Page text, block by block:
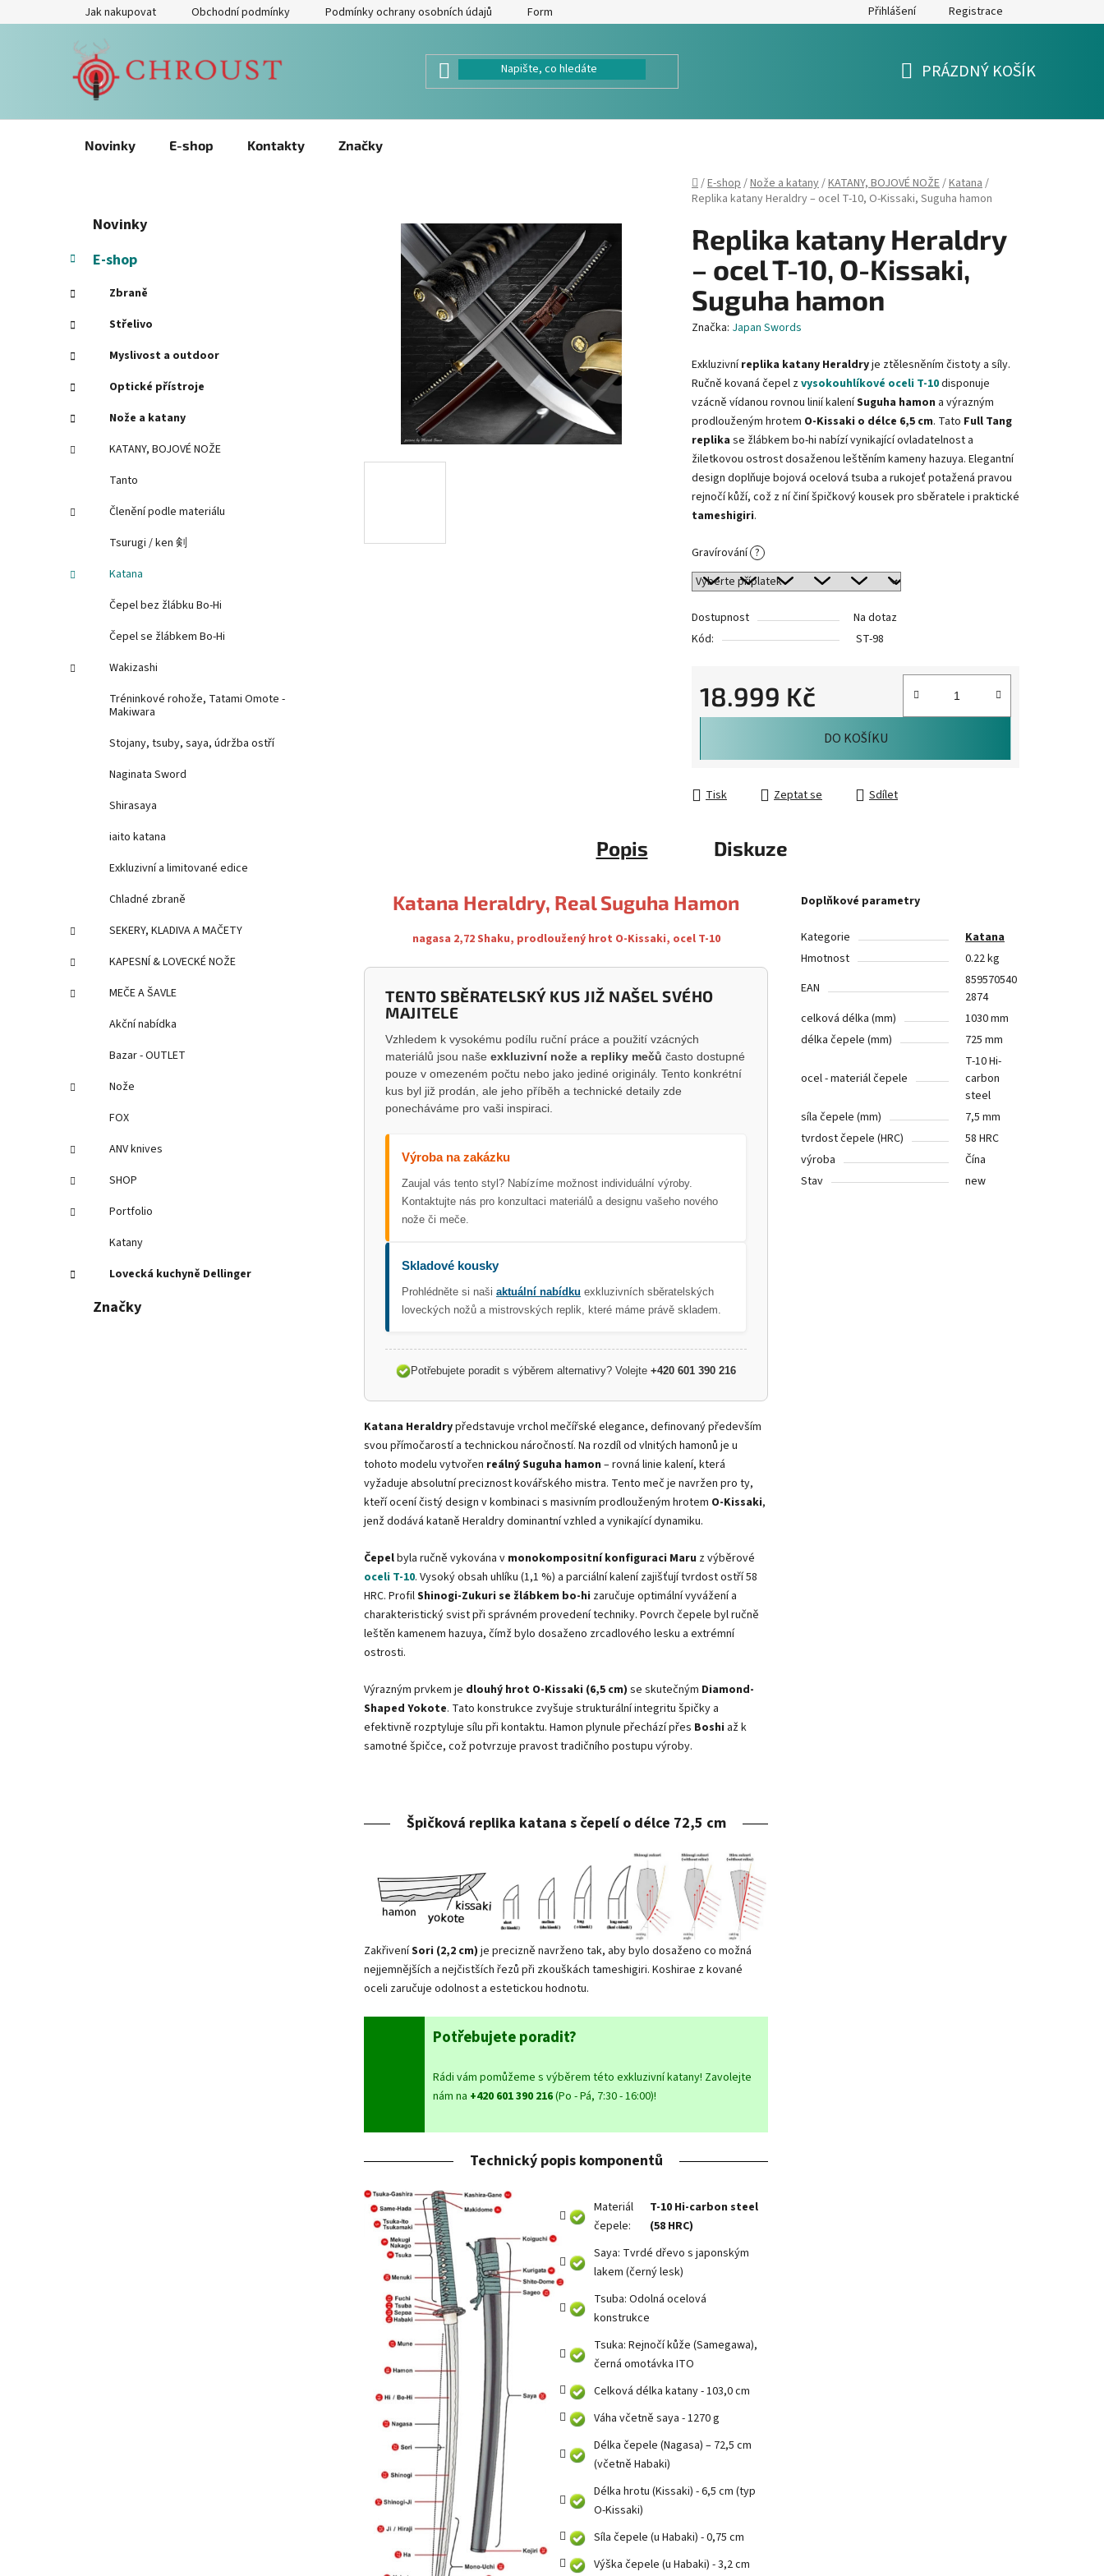
na
Jak nakupovat Obchodní podmínky Podmínky ochrany osobních údajů Formulář pro odstoupení od kupní smlouvy Formulář pro reklamaci a výměnu zboží Moje objednávka
Přihlášení Registrace
PRÁZDNÝ KOŠÍK
Novinky E-shop Kontakty Značky
Domů
/E-shop/Nože a katany/KATANY, BOJOVÉ NOŽE/Katana/
Replika katany Heraldry – ocel T-10, O-Kissaki, Suguha hamon
s
r
a
n
í
p
a
n
kategorie
t
e
g
r
e
Novinky
E-shop
Zbraně
Střelivo
Myslivost a outdoor
Optické přístroje
Nože a katany
KATANY, BOJOVÉ NOŽE
Tanto
Členění podle materiálu
Tsurugi / ken 剣
Katana
Čepel bez žlábku Bo-Hi
Čepel se žlábkem Bo-Hi
Wakizashi
Tréninkové rohože, Tatami Omote -
Makiwara
Stojany, tsuby, saya, údržba ostří
Naginata Sword
Shirasaya
iaito katana
Exkluzivní a limitované edice
Chladné zbraně
SEKERY, KLADIVA A MAČETY
KAPESNÍ & LOVECKÉ NOŽE
MEČE A ŠAVLE
Akční nabídka
Bazar - OUTLET
Nože
FOX
ANV knives
SHOP
Portfolio
Katany
Lovecká kuchyně Dellinger
Značky
Replika katany Heraldry
– ocel T-10, O-Kissaki,
Suguha hamon
Značka: Japan Swords
Exkluzivníreplika katany Heraldryje ztělesněním čistoty a síly.
Ručně kovaná čepel zvysokouhlíkové oceli T-10disponuje
vzácně vídanou rovnou linií kaleníSuguha hamon a výrazným
prodlouženým hrotem O-Kissaki o délce 6,5 cm. Tato Full Tang
replika se žlábkem bo-hi nabízí vynikající ovladatelnost a
žiletkovou ostrost dosaženou leštěním kameny hazuya. Elegantní
design doplňuje bojová ocelová tsuba a rukojeť potažená pravou
rejnočí kůží, což z ní činí špičkový kousek pro sběratele i praktické
tameshigiri.
Gravírování ?
Dostupnost
Na dotaz
Kód:
ST-98
18.999 Kč
Měrná cena:
DO KOŠÍKU
Tisk Zeptat se Sdílet
Popis Diskuze
Katana Heraldry, Real Suguha Hamon
nagasa 2,72 Shaku, prodloužený hrot O-Kissaki, ocel T-10
TENTO SBĚRATELSKÝ KUS JIŽ NAŠEL SVÉHO
MAJITELE
Vzhledem k vysokému podílu ruční práce a použití vzácných
materiálů jsou naše exkluzivní nože a repliky mečů často dostupné
pouze v omezeném počtu nebo jako jediné originály. Tento konkrétní
kus byl již prodán, ale jeho příběh a technické detaily zde
ponecháváme pro vaši inspiraci.
Výroba na zakázku
Zaujal vás tento styl? Nabízíme možnost individuální výroby.
Kontaktujte nás pro konzultaci materiálů a designu vašeho nového
nože či meče.
Skladové kousky
Prohlédněte si naši aktuální nabídku exkluzivních sběratelských
loveckých nožů a mistrovských replik, které máme právě skladem.
Potřebujete poradit s výběrem alternativy? Volejte +420 601 390 216
Katana Heraldrypředstavuje vrchol mečířské elegance, definovaný především
svou přímočarostí a technickou náročností. Na rozdíl od vlnitých hamonů je u
tohoto modelu vytvořen reálný Suguha hamon – rovná linie kalení, která
vyžaduje absolutní preciznost kovářského mistra. Tento meč je navržen pro ty,
kteří ocení čistý design v kombinaci s masivním prodlouženým hrotem O-Kissaki,
jenž dodává kataně Heraldry dominantní vzhled a vynikající dynamiku.
Čepelbyla ručně vykována v monokompositní konfiguraci Maru z výběrové
oceli T-10. Vysoký obsah uhlíku (1,1 %) a parciální kalení zajišťují tvrdost ostří 58
HRC. ProfilShinogi-Zukuri se žlábkem bo-hi zaručuje optimální vyvážení a
charakteristický svist při správném provedení techniky. Povrch čepele byl ručně
leštěn kamenem hazuya, čímž bylo dosaženo zrcadlového lesku a extrémní
ostrosti.
Výrazným prvkem je dlouhý hrot O-Kissaki (6,5 cm) se skutečným Diamond-
Shaped Yokote. Tato konstrukce zvyšuje strukturální integritu špičky a
efektivně rozptyluje sílu při kontaktu. Hamon plynule přechází přes Boshi až k
samotné špičce, což potvrzuje pravost tradičního postupu výroby.
Špičková replika katana s čepelí o délce 72,5 cm
ZakřiveníSori (2,2 cm) je precizně navrženo tak, aby bylo dosaženo co možná
nejjemnějších a nejčistších řezů při zkouškách tameshigiri. Koshirae z kované
oceli zaručuje odolnost a estetickou hodnotu.
Potřebujete poradit?
Rádi vám pomůžeme s výběrem této exkluzivní katany! Zavolejte
nám na +420 601 390 216(Po - Pá, 7:30 - 16:00)!
Technický popis komponentů
Materiál
čepele:
T-10 Hi-carbon steel
(58 HRC)
Saya: Tvrdé dřevo s japonským
lakem (černý lesk)
Tsuba: Odolná ocelová
konstrukce
Tsuka: Rejnočí kůže (Samegawa),
černá omotávka ITO
Celková délka katany - 103,0 cm
Váha včetně saya - 1270 g
Délka čepele (Nagasa) – 72,5 cm
(včetně Habaki)
Délka hrotu (Kissaki) - 6,5 cm (typ
O-Kissaki)
Síla čepele (u Habaki) - 0,75 cm
Výška čepele (u Habaki) - 3,2 cm
Doplňkové parametry
Kategorie
Katana
Hmotnost
0.22 kg
EAN
859570540
2874
celková délka (mm)
1030 mm
délka čepele (mm)
725 mm
ocel - materiál čepele
T-10 Hi-
carbon
steel
síla čepele (mm)
7,5 mm
tvrdost čepele (HRC)
58 HRC
výroba
Čína
Stav
new